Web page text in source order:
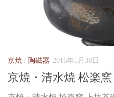
京焼 / 陶磁器 2016年5月30日
京焼・清水焼 松楽